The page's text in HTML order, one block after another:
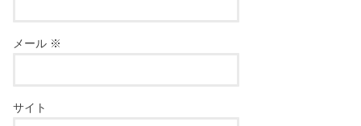
メール ※
サイト